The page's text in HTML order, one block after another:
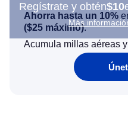
Regístrate y obtén$10
Más
Ahorra hasta un 10%
($25 máximo).
Acumula millas aéreas